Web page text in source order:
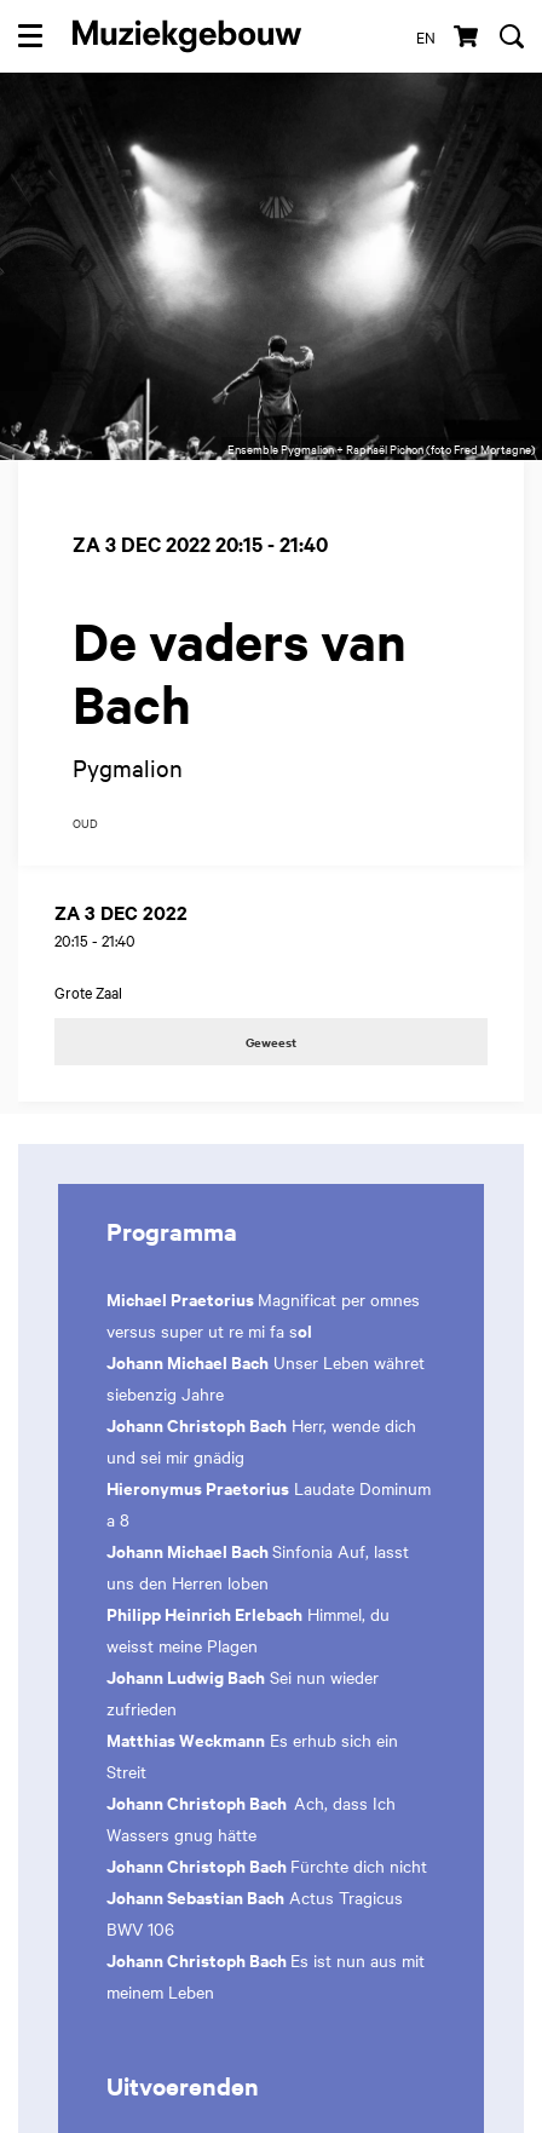
EN
Menu
Ensemble Pygmalion + Raphaël Pichon (foto Fred Mortagne)
De vaders van
Bach
Pygmalion
ZA 3 DEC 202220:15 - 21:40
OUD
ZA 3 DEC 2022
20:15 - 21:40
Grote Zaal
Geweest
Programma
Michael Praetorius Magnificat per omnes
versus super ut re mi fa sol
Johann Michael Bach Unser Leben währet
siebenzig Jahre
Johann Christoph Bach Herr, wende dich
und sei mir gnädig
Hieronymus Praetorius Laudate Dominum
a 8
Johann Michael BachSinfonia Auf, lasst
uns den Herren loben
Philipp Heinrich Erlebach Himmel, du
weisst meine Plagen
Johann Ludwig Bach Sei nun wieder
zufrieden
Matthias Weckmann Es erhub sich ein
Streit
Johann Christoph Bach Ach, dass Ich
Wassers gnug hätte
Johann Christoph Bach Fürchte dich nicht
Johann Sebastian Bach Actus Tragicus
BWV 106
Johann Christoph Bach Es ist nun aus mit
meinem Leben
Uitvoerenden